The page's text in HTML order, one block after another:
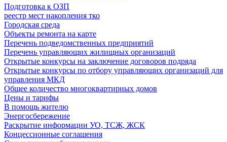
Подготовка к ОЗП
реестр мест накопления тко
Городская среда
Объекты ремонта на карте
Перечень подведомственных предприятий
Перечень управляющих жилищных организаций
Открытые конкурсы на заключение договоров подряда
Открытые конкурсы по отбору управляющих организаций для
управления МКД
Общее количество многоквартирных домов
Цены и тарифы
В помощь жителю
Энергосбережение
Раскрытие информации УО, ТСЖ, ЖСК
Концессионные соглашения